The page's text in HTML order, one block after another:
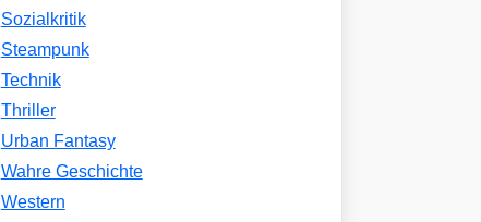
Sozialkritik
Steampunk
Technik
Thriller
Urban Fantasy
Wahre Geschichte
Western